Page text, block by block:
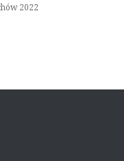
2022